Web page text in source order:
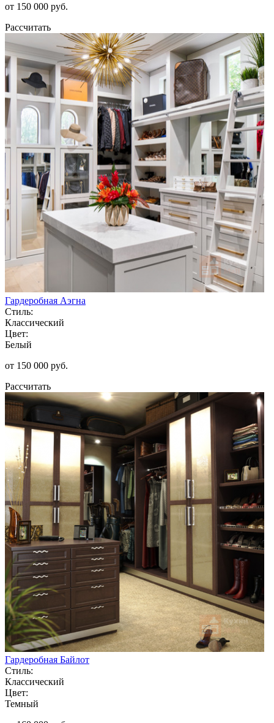
от 150 000 руб.
Рассчитать
Гардеробная Аэгна
Стиль:
Классический
Цвет:
Белый
от 150 000 руб.
Рассчитать
Гардеробная Байлот
Стиль:
Классический
Цвет:
Темный